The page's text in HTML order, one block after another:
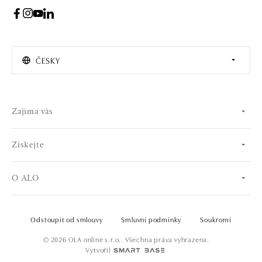
ČESKY
Zajíma vás
Získejte
O ALO
© 2026 OLA online s.r.o.. Všechna práva vyhrazena.
Vytvořil
Odstoupit od smlouvy Smluvní podmínky Soukromí